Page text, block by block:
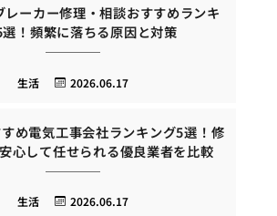
レーカー修理・相談おすすめランキ
選！頻繁に落ちる原因と対策
2026.06.17
生活
め電気工事会社ランキング5選！修
心して任せられる優良業者を比較
2026.06.17
生活